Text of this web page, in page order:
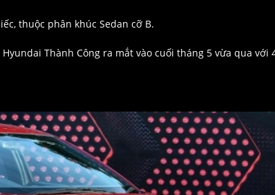
thuộc phân khúc Sedan cỡ B.
Thành Công ra mắt vào cuối tháng 5 vừa qua với